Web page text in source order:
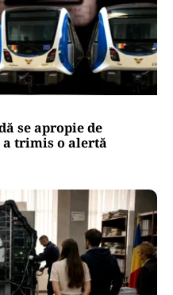
se apropie de
trimis o alertă